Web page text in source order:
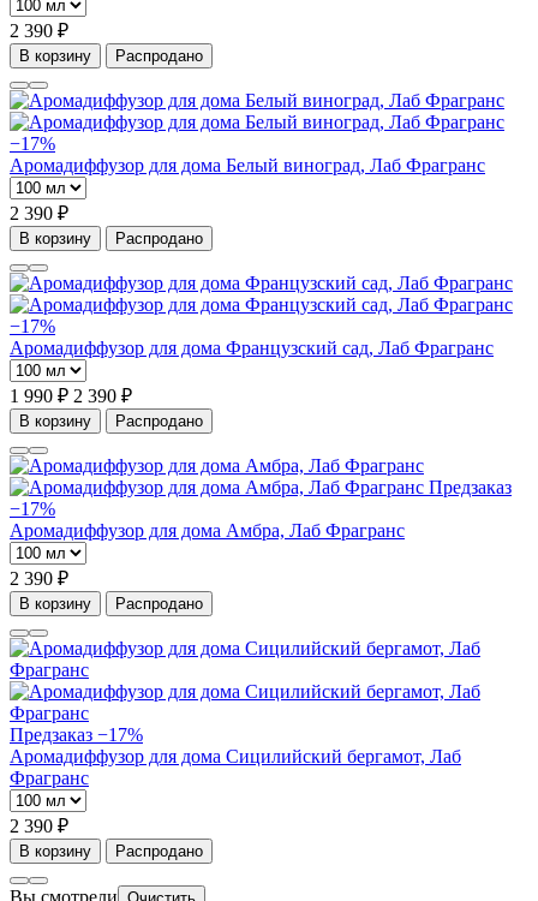
2 390 ₽
В корзину Распродано
−17%
Аромадиффузор для дома Белый виноград, Лаб Фрагранс
2 390 ₽
В корзину Распродано
−17%
Аромадиффузор для дома Французский сад, Лаб Фрагранс
1 990 ₽ 2 390 ₽
В корзину Распродано
Предзаказ
−17%
Аромадиффузор для дома Амбра, Лаб Фрагранс
2 390 ₽
В корзину Распродано
Предзаказ −17%
Аромадиффузор для дома Сицилийский бергамот, Лаб
Фрагранс
2 390 ₽
В корзину Распродано
Вы смотрели